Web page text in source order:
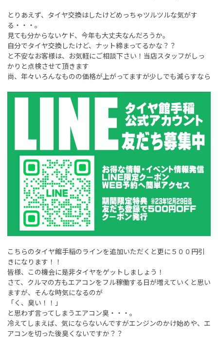
とりあえず、タイヤ交換はしたけどめっちゃツルツルな気がす
る・・・。
見ても分からないケド、今年も大丈夫なんだろうか。
自分でタイヤ交換したけど、ナット締まってるかな？？
と不安なお客様は、お気軽にご相談下さい！当店スタッフがしっ
かりと点検させて頂きます
尚、年々いろんなものの価格が上がってますが少しでも減らすなら
こちらのタイヤ館手稲のラインを追加いただくと更に５００円引
きになります！！
皆様、この機会に是非タイヤをゲットしましょう！
さて、クルマの方もエアコンをフル稼働する日が増えていくと思い
ますが、そんな時気になるのが
「く、臭い！！」
と思わず言ってしまうエアコン臭・・・。
冷えてしまえば、気にならないんですがエンジンのかけ始めや、エ
アコンを切った後臭くないですか？？